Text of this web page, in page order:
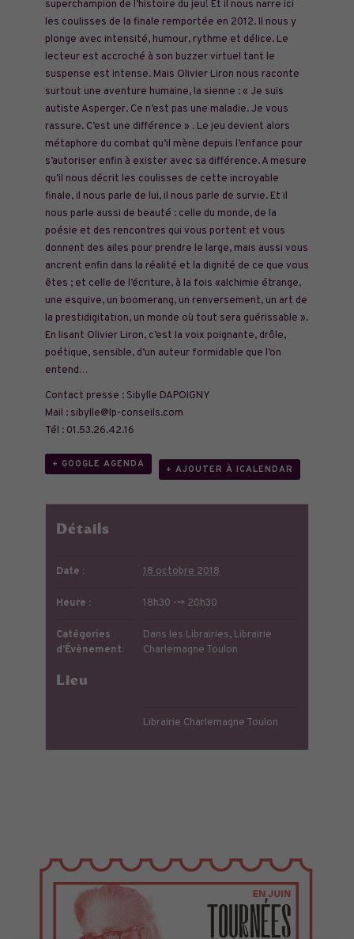
superchampion de l’histoire du jeu! Et il nous narre ici
les coulisses de la finale remportée en 2012. Il nous y
plonge avec intensité, humour, rythme et délice. Le
lecteur est accroché à son buzzer virtuel tant le
suspense est intense. Mais Olivier Liron nous raconte
surtout une aventure humaine, la sienne : « Je suis
autiste Asperger. Ce n’est pas une maladie. Je vous
rassure. C’est une différence » . Le jeu devient alors
métaphore du combat qu’il mène depuis l’enfance pour
s’autoriser enfin à exister avec sa différence. A mesure
qu’il nous décrit les coulisses de cette incroyable
finale, il nous parle de lui, il nous parle de survie. Et il
nous parle aussi de beauté : celle du monde, de la
poésie et des rencontres qui vous portent et vous
donnent des ailes pour prendre le large, mais aussi vous
ancrent enfin dans la réalité et la dignité de ce que vous
êtes ; et celle de l’écriture, à la fois «alchimie étrange,
une esquive, un boomerang, un renversement, un art de
la prestidigitation, un monde où tout sera guérissable ».
En lisant Olivier Liron, c’est la voix poignante, drôle,
poétique, sensible, d’un auteur formidable que l’on
entend…
Contact presse : Sibylle DAPOIGNY
Mail : sibylle@lp-conseils.com
Tél : 01.53.26.42.16
+ GOOGLE AGENDA
+ AJOUTER À ICALENDAR
Détails
Date : 18 octobre 2018
Heure : 18h30 --> 20h30
Catégories
d’Évènement:
Dans les Librairies, Librairie
Charlemagne Toulon
Lieu
Librairie Charlemagne Toulon